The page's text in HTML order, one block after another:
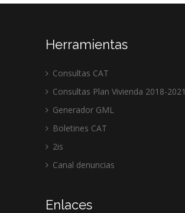
Herramientas
Consultas CAT
Consultas Plan Vivienda 2018-2021
Generador GML
Boletines CAT
2is
Canal denuncias
Enlaces